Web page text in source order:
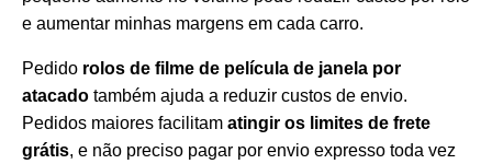
e aumentar minhas margens em cada carro.
Pedido rolos de filme de película de janela por
atacado também ajuda a reduzir custos de envio.
Pedidos maiores facilitam atingir os limites de frete
grátis, e não preciso pagar por envio expresso toda vez